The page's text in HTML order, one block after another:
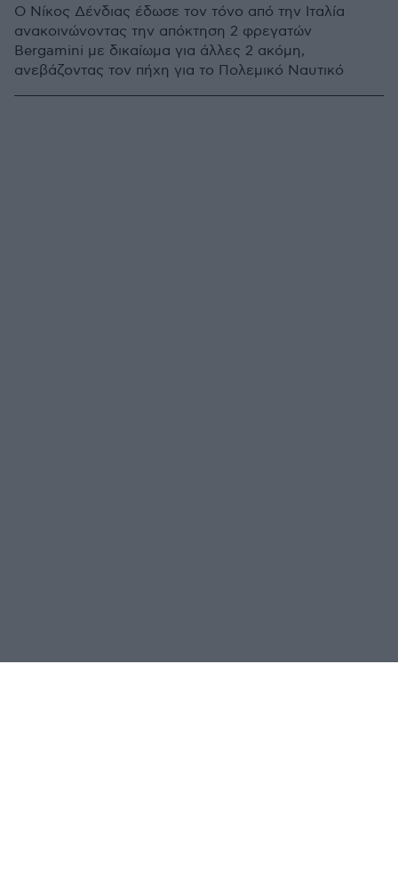
Ο Νίκος Δένδιας έδωσε τον τόνο από την Ιταλία
ανακοινώνοντας την απόκτηση 2 φρεγατών
Bergamini με δικαίωμα για άλλες 2 ακόμη,
ανεβάζοντας τον πήχη για το Πολεμικό Ναυτικό